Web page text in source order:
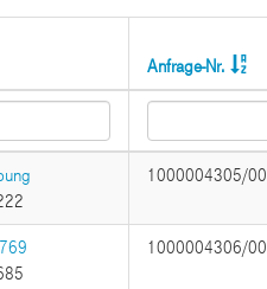
Anfrage-Nr.
1000004305/
1000004306/